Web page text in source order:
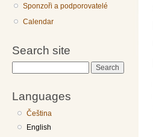
Sponzoři a podporovatelé
Calendar
Search site
Languages
Čeština
English